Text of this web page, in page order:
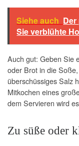
Siehe auch
Sie verblühte
Auch gut: Geben Sie
oder Brot in die
überschüssiges Salz
Mitkochen eines
dem Servieren wird
Zu süße oder